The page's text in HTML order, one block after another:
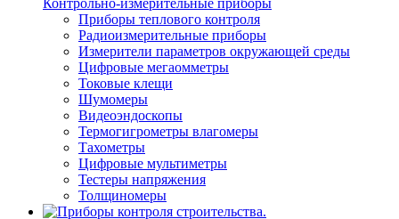
Контрольно-измерительные приборы
Приборы теплового контроля
Радиоизмерительные приборы
Измерители параметров окружающей среды
Цифровые мегаомметры
Токовые клещи
Шумомеры
Видеоэндоскопы
Термогигрометры влагомеры
Тахометры
Цифровые мультиметры
Тестеры напряжения
Толщиномеры